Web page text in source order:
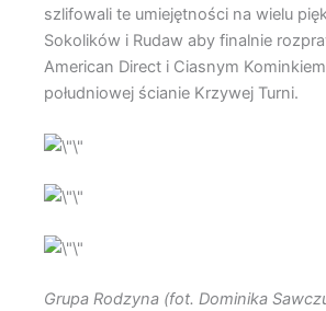
szlifowali te umiejętności na wielu
Sokolików i Rudaw aby finalnie
American Direct i Ciasnym
południowej ścianie Krzywej Turni.
Grupa Rodzyna (fot. Dominika